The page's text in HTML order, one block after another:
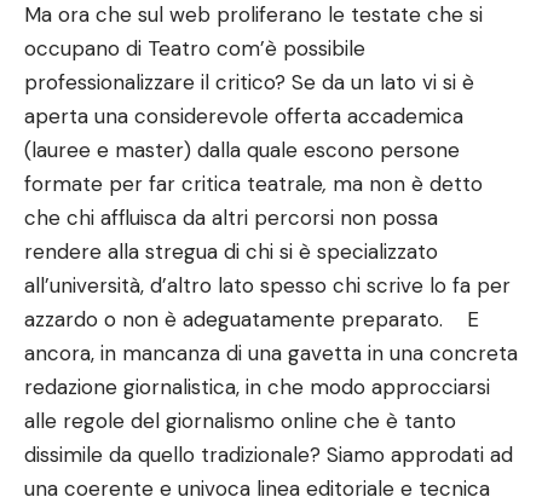
Ma ora che sul web proliferano le testate che si
occupano di Teatro com’è possibile
professionalizzare il critico? Se da un lato vi si è
aperta una considerevole offerta accademica
(lauree e master) dalla quale escono persone
formate per far critica teatrale, ma non è detto
che chi affluisca da altri percorsi non possa
rendere alla stregua di chi si è specializzato
all’università, d’altro lato spesso chi scrive lo fa per
azzardo o non è adeguatamente preparato. E
ancora, in mancanza di una gavetta in una concreta
redazione giornalistica, in che modo approcciarsi
alle regole del giornalismo online che è tanto
dissimile da quello tradizionale? Siamo approdati ad
una coerente e univoca linea editoriale e tecnica